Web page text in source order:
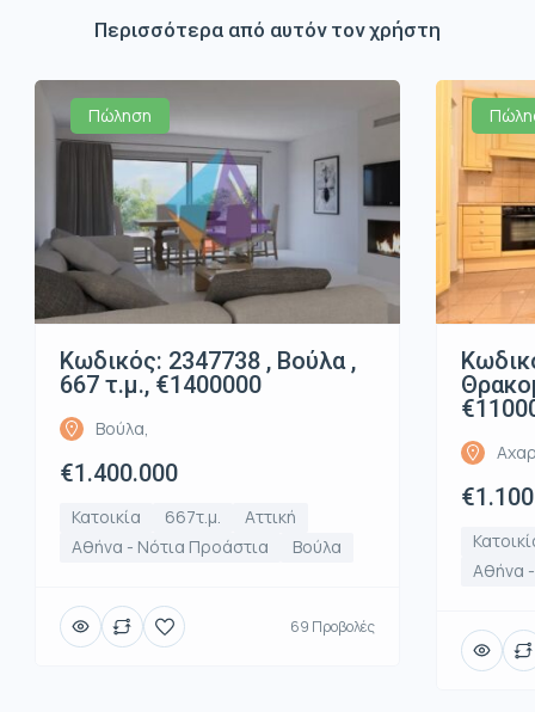
Περισσότερα από αυτόν τον χρήστη
Πώληση
Κωδικός: 2347738 , Βούλα ,
667 τ.μ., €1400000
Βούλα,
€1.400.000
Κατοικία 667τ.μ.
Αττική
Αθήνα - Νότια Προάστια
Βούλα
69 Προβολές
Αθήνα